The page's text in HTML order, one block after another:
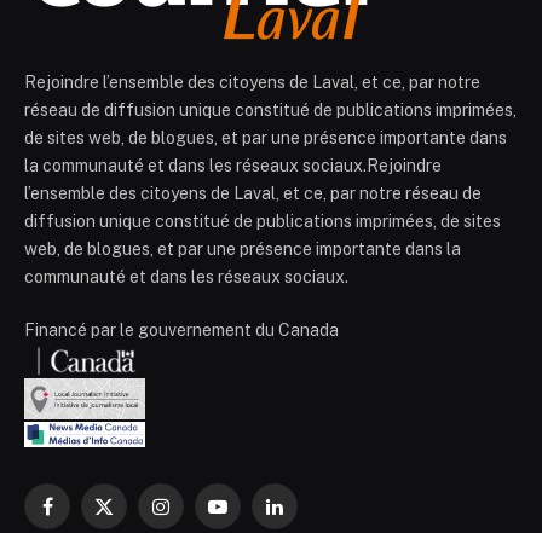
Rejoindre l’ensemble des citoyens de Laval, et ce, par notre
réseau de diffusion unique constitué de publications imprimées,
de sites web, de blogues, et par une présence importante dans
la communauté et dans les réseaux sociaux.Rejoindre
l’ensemble des citoyens de Laval, et ce, par notre réseau de
diffusion unique constitué de publications imprimées, de sites
web, de blogues, et par une présence importante dans la
communauté et dans les réseaux sociaux.
Financé par le gouvernement du Canada
Facebook
X
InstagramYouTubeLinkedIn